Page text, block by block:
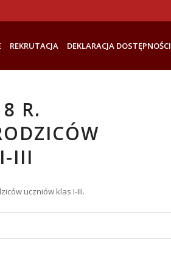
REKRUTACJA DEKLARACJA DOSTĘPNOŚCI
R.
III
uczniów klas I-III.